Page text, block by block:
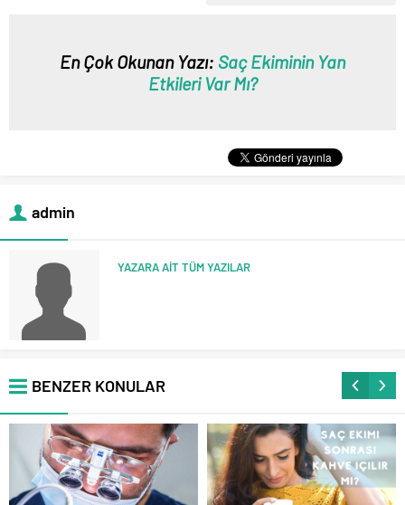
En Çok Okunan Yazı: Saç Ekiminin Yan
Etkileri Var Mı?
admin
YAZARA AİT TÜM YAZILAR
BENZER KONULAR